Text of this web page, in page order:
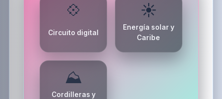
💠
Circuito digital
☀️
Energía solar y
Caribe
⛰️
Cordilleras y